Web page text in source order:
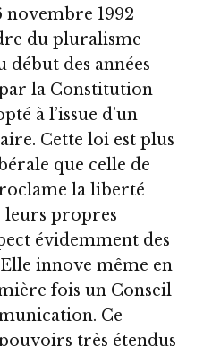
1992
du pluralisme
début des années
la Constitution
à l’issue d’un
Cette loi est plus
que celle de
la liberté
leurs propres
évidemment des
innove même en
fois un Conseil
Ce
très étendus